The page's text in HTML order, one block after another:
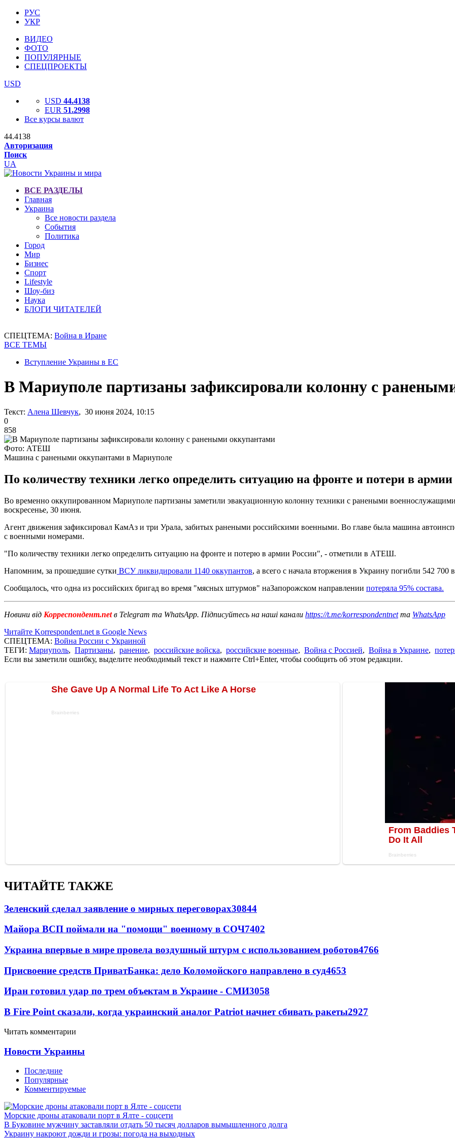
РУС
УКР
ВИДЕО
ФОТО
ПОПУЛЯРНЫЕ
СПЕЦПРОЕКТЫ
USD
USD 44.4138
EUR 51.2998
Все курсы валют
44.4138
Авторизация
Поиск
UA
ВСЕ РАЗДЕЛЫ
Главная
Украина
Все новости раздела
События
Политика
Город
Мир
Бизнес
Спорт
Lifestyle
Шоу-биз
Наука
БЛОГИ ЧИТАТЕЛЕЙ
СПЕЦТЕМА: Война в Иране
ВСЕ ТЕМЫ
Вступление Украины в ЕС
В Мариуполе партизаны зафиксировали колонну с
Текст: Алена Шевчук, 30 июня 2024, 10:15
0
858
Фото: АТЕШ
Машина с ранеными оккупантами в Мариуполе
По количеству техники легко определить ситуацию на фронте и потери в
Во временно оккупированном Мариуполе партизаны заметили эвакуационную колонну техники с ранеными
воскресенье, 30 июня.
Агент движения зафиксировал КамАз и три Урала, забитых ранеными российскими военными. Во главе была машина
с военными номерами.
"По количеству техники легко определить ситуацию на фронте и потерю в армии России", - отметили в АТЕШ.
Напомним, за прошедшие сутки ВСУ ликвидировали 1140 оккупантов, а всего с начала вторжения в Украину погибли 542 700
Сообщалось, что одна из российских бригад во время "мясных штурмов" наЗапорожском направлении потеряла 95% состава.
Новини від Корреспондент.netв Telegram та WhatsApp. Підписуйтесь на наші канали https://t.me/korrespondentnetта WhatsApp
Читайте Korrespondent.net в Google News
СПЕЦТЕМА: Война России с Украиной
ТЕГИ: Мариуполь, Партизаны, ранение, российские войска, российские военные, Война с Россией, Война в Украине,
Если вы заметили ошибку, выделите необходимый текст и нажмите Ctrl+Enter, чтобы сообщить об этом редакции.
ЧИТАЙТЕ ТАКЖЕ
Зеленский сделал заявление о мирных переговорах30844
Майора ВСП поймали на "помощи" военному в СОЧ7402
Украина впервые в мире провела воздушный штурм с использованием роботов4766
Присвоение средств ПриватБанка: дело Коломойского направлено в суд4653
Иран готовил удар по трем объектам в Украине - СМИ3058
В Fire Point сказали, когда украинский аналог Patriot начнет сбивать ракеты2927
Читать комментарии
Новости Украины
Последние
Популярные
Комментируемые
Морские дроны атаковали порт в Ялте - соцсети
В Буковине мужчину заставляли отдать 50 тысяч долларов вымышленного долга
Украину накроют дожди и грозы: погода на выходных